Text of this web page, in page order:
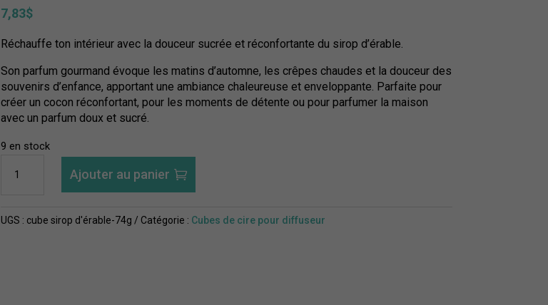
7,83$
Réchauffe ton intérieur avec la douceur sucrée et réconfortante du sirop d’érable.
Son parfum gourmand évoque les matins d’automne, les crêpes chaudes et la douceur des
souvenirs d’enfance, apportant une ambiance chaleureuse et enveloppante. Parfaite pour
créer un cocon réconfortant, pour les moments de détente ou pour parfumer la maison
avec un parfum doux et sucré.
9 en stock
de
Ajouter au panier
UGS : cube sirop d'érable-74g Catégorie : Cubes de cire pour diffuseur